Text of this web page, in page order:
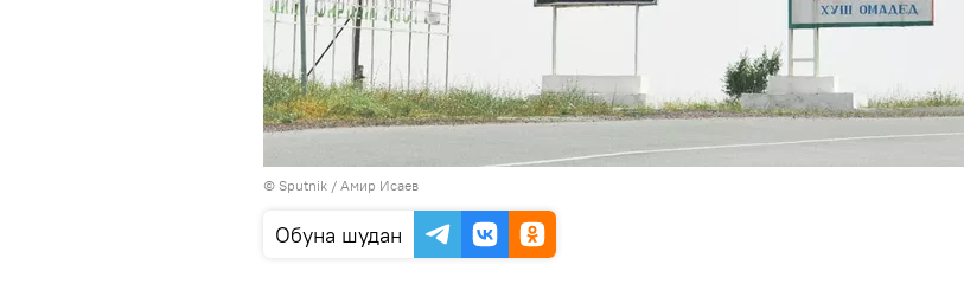
© Sputnik / Амир Исаев
Обуна шудан